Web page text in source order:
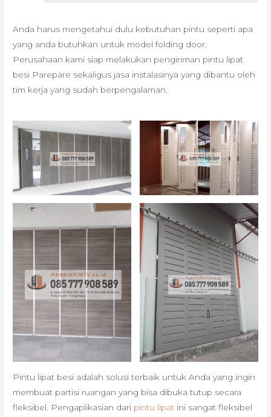
Anda harus mengetahui dulu kebutuhan pintu seperti apa
yang anda butuhkan untuk model folding door.
Perusahaan kami siap melakukan pengiriman pintu lipat
besi Parepare sekaligus jasa instalasinya yang dibantu oleh
tim kerja yang sudah berpengalaman.
Pintu lipat besi adalah solusi terbaik untuk Anda yang ingin
membuat partisi ruangan yang bisa dibuka tutup secara
fleksibel. Pengaplikasian dari pintu lipat ini sangat fleksibel